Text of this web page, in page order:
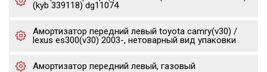
(kyb 339118) dg11074
Амортизатор передний левый toyota camry(v30) /
lexus es300(v30) 2003-, нетоварный вид упаковки
Амортизатор передний левый, газовый